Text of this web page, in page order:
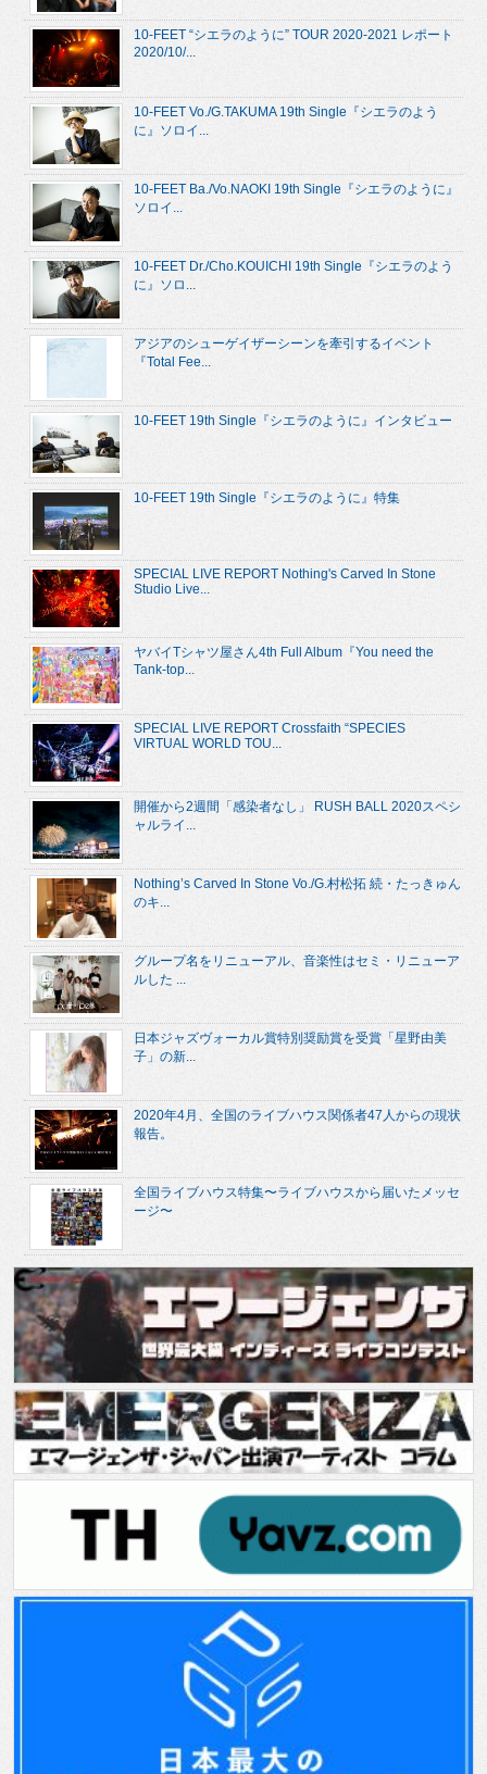
10-FEET “シエラのように” TOUR 2020-2021 レポート
2020/10/...
10-FEET Vo./G.TAKUMA 19th Single『シエラのよう
に』ソロイ...
10-FEET Ba./Vo.NAOKI 19th Single『シエラのように』
ソロイ...
10-FEET Dr./Cho.KOUICHI 19th Single『シエラのよう
に』ソロ...
アジアのシューゲイザーシーンを牽引するイベント
『Total Fee...
10-FEET 19th Single『シエラのように』インタビュー
10-FEET 19th Single『シエラのように』特集
SPECIAL LIVE REPORT Nothing's Carved In Stone
Studio Live...
ヤバイTシャツ屋さん4th Full Album『You need the
Tank-top...
SPECIAL LIVE REPORT Crossfaith “SPECIES
VIRTUAL WORLD TOU...
開催から2週間「感染者なし」 RUSH BALL 2020スペシ
ャルライ...
Nothing’s Carved In Stone Vo./G.村松拓 続・たっきゅん
のキ...
グループ名をリニューアル、音楽性はセミ・リニューア
ルした ...
日本ジャズヴォーカル賞特別奨励賞を受賞「星野由美
子」の新...
2020年4月、全国のライブハウス関係者47人からの現状
報告。
全国ライブハウス特集〜ライブハウスから届いたメッセ
ージ〜